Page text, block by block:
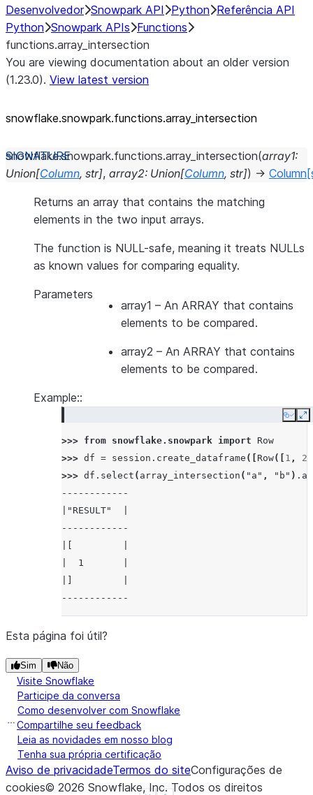
Desenvolvedor Snowpark API Python Referência API
Python Snowpark APIs Functions
functions.array_intersection
You are viewing documentation about an older version
(1.23.0). View latest version
snowflake.snowpark.functions.array_ intersection
snowflake.snowpark.functions.array_intersection(array1:
Union[Column, str], array2: Union[Column, str]) → Column
Returns an array that contains the matching
elements in the two input arrays.
The function is NULL-safe, meaning it treats NULLs
as known values for comparing equality.
Parameters
array1 – An ARRAY that contains
elements to be compared.
array2 – An ARRAY that contains
elements to be compared.
Example::
Copy
>>> from snowflake.snowpark import
Row
>>> df = session . create_dataframe ([ Row([ 1 , 2
>>> df . select ( array_intersection ( "a" , "b" ) .
------------
|"RESULT"  |
------------
|  1       |
------------
Esta página foi útil?
Sim Não
Visite Snowflake
Participe da conversa
Como desenvolver com Snowflake
Compartilhe seu feedback
Leia as novidades em nosso blog
Tenha sua própria certificação
Aviso de privacidadeTermos do siteConfigurações de
cookies© 2026 Snowflake, Inc. Todos os direitos